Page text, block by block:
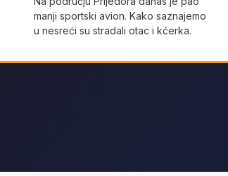
manji sportski avion. Kako saznajemo
u nesreći su stradali otac i kćerka.